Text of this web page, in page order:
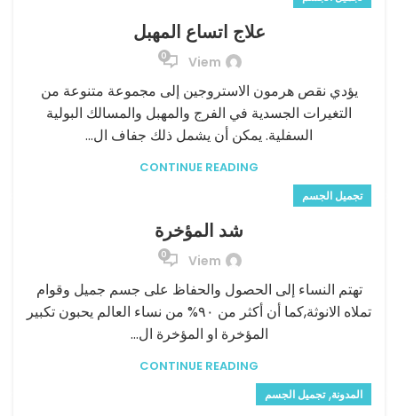
علاج اتساع المهبل
Viem
0
يؤدي نقص هرمون الاستروجين إلى مجموعة متنوعة من
التغيرات الجسدية في الفرج والمهبل والمسالك البولية
السفلية. يمكن أن يشمل ذلك جفاف ال...
CONTINUE READING
تجميل الجسم
شد المؤخرة
Viem
0
تهتم النساء إلى الحصول والحفاظ على جسم جميل وقوام
تملاه الانوثة,كما أن أكثر من ٩٠% من نساء العالم يحبون تكبير
المؤخرة او المؤخرة ال...
CONTINUE READING
المدونة,تجميل الجسم